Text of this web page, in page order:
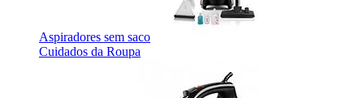
Aspiradores sem saco
Cuidados da Roupa